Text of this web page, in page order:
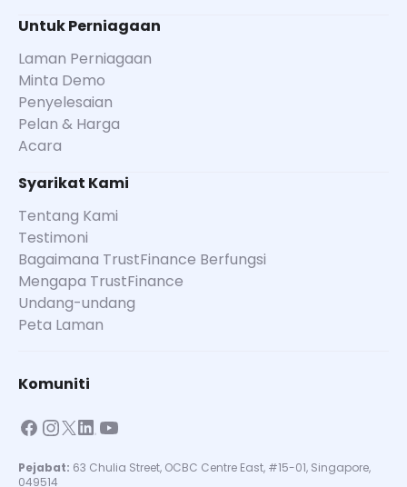
Untuk Perniagaan
Laman Perniagaan
Minta Demo
Penyelesaian
Pelan & Harga
Acara
Syarikat Kami
Tentang Kami
Testimoni
Bagaimana TrustFinance Berfungsi
Mengapa TrustFinance
Undang-undang
Peta Laman
Komuniti
Pejabat: 63 Chulia Street, OCBC Centre East, #15-01, Singapore,
049514